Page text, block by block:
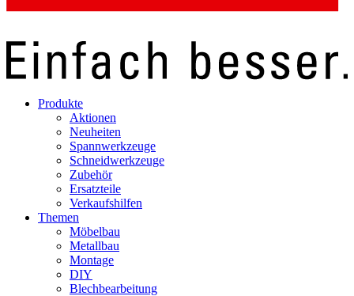
Produkte
Aktionen
Neuheiten
Spannwerkzeuge
Schneidwerkzeuge
Zubehör
Ersatzteile
Verkaufshilfen
Themen
Möbelbau
Metallbau
Montage
DIY
Blechbearbeitung